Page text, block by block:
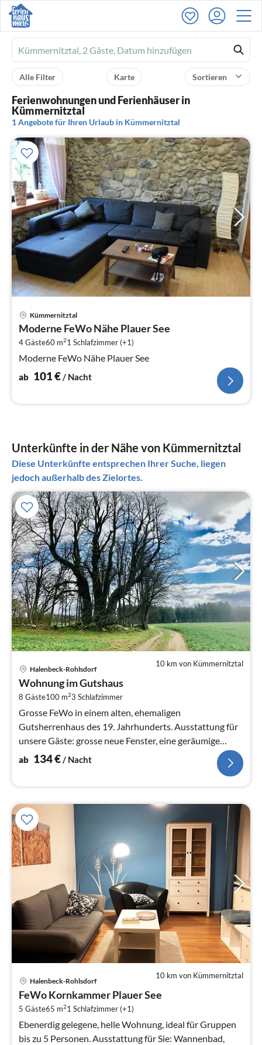
Ferienhausmiete
logo
Sortieren
Karte
Alle Filter
Ferienwohnungen und Ferienhäuser in
Kümmernitztal
1 Angebote für Ihren Urlaub in Kümmernitztal
Kümmernitztal
Moderne FeWo Nähe Plauer See
4 Gäste60 m21 Schlafzimmer (+1)
Moderne FeWo Nähe Plauer See
ab 101€/ Nacht
Unterkünfte in der Nähe von Kümmernitztal
Diese Unterkünfte entsprechen Ihrer Suche, liegen
jedoch außerhalb des Zielortes.
10 km von Kümmernitztal
Halenbeck-Rohlsdorf
Wohnung im Gutshaus
8 Gäste100 m23 Schlafzimmer
Grosse FeWo in einem alten, ehemaligen
Gutsherrenhaus des 19. Jahrhunderts. Ausstattung für
unsere Gäste: grosse neue Fenster, eine geräumige
Küche mit Fernseher und Geschirrspüler...
ab 134€/ Nacht
10 km von Kümmernitztal
Halenbeck-Rohlsdorf
FeWo Kornkammer Plauer See
5 Gäste65 m21 Schlafzimmer (+1)
Ebenerdig gelegene, helle Wohnung, ideal für Gruppen
bis zu 5 Personen. Ausstattung für Sie: Wannenbad,